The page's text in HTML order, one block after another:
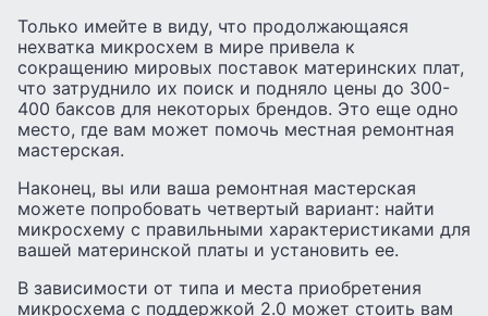
Только имейте в виду, что продолжающаяся
нехватка микросхем в мире привела к
сокращению мировых поставок материнских плат,
что затруднило их поиск и подняло цены до 300-
400 баксов для некоторых брендов. Это еще одно
место, где вам может помочь местная ремонтная
мастерская.
Наконец, вы или ваша ремонтная мастерская
можете попробовать четвертый вариант: найти
микросхему с правильными характеристиками для
вашей материнской платы и установить ее.
В зависимости от типа и места приобретения
микросхема с поддержкой 2.0 может стоить вам